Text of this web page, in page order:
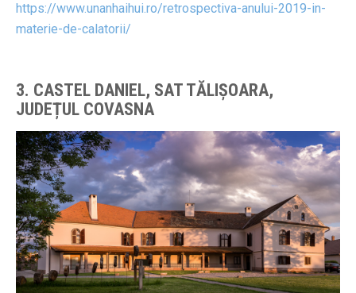
https://www.unanhaihui.ro/retrospectiva-anului-2019-in-
materie-de-calatorii/
3. CASTEL DANIEL, SAT TĂLIȘOARA,
JUDEȚUL COVASNA